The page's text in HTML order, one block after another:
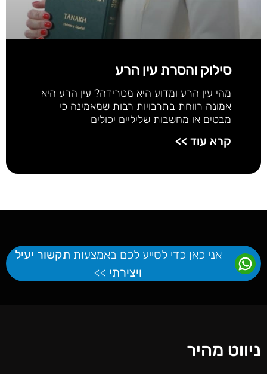
סילוק והסרת עין הרע
מהי עין הרע ומדוע היא מטרידה? עין הרע היא
אמונה רווחת בתרבויות רבות שמאמינה כי
מבטים או מחשבות שליליים יכולים
קרא עוד >>
אני כאן כדי לסייע לכם באמצעות תקשור יעיל
ויצירתי >>
ניווט מהיר